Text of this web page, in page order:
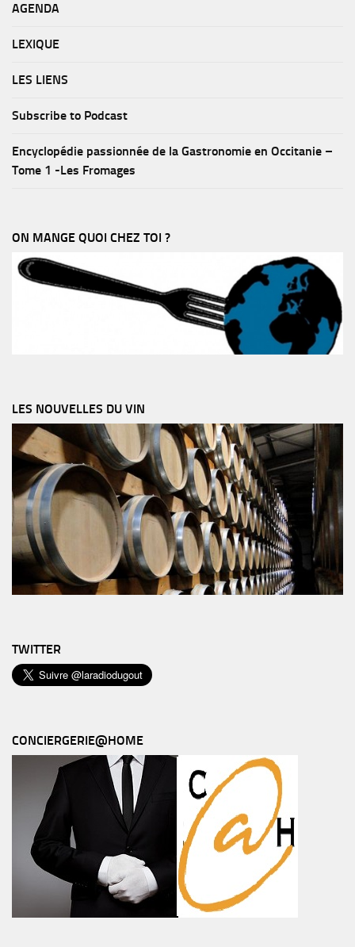
AGENDA
LEXIQUE
LES LIENS
Subscribe to Podcast
Encyclopédie passionnée de la Gastronomie en Occitanie –
Tome 1 -Les Fromages
ON MANGE QUOI CHEZ TOI ?
LES NOUVELLES DU VIN
TWITTER
CONCIERGERIE@HOME